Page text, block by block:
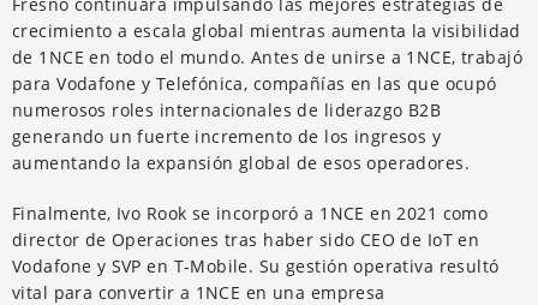
crecimiento a escala global mientras aumenta la visibilidad
de 1NCE en todo el mundo. Antes de unirse a 1NCE, trabajó
para Vodafone y Telefónica, compañías en las que ocupó
numerosos roles internacionales de liderazgo B2B
generando un fuerte incremento de los ingresos y
aumentando la expansión global de esos operadores.
Finalmente, Ivo Rook se incorporó a 1NCE en 2021 como
director de Operaciones tras haber sido CEO de IoT en
Vodafone y SVP en T-Mobile. Su gestión operativa resultó
vital para convertir a 1NCE en una empresa